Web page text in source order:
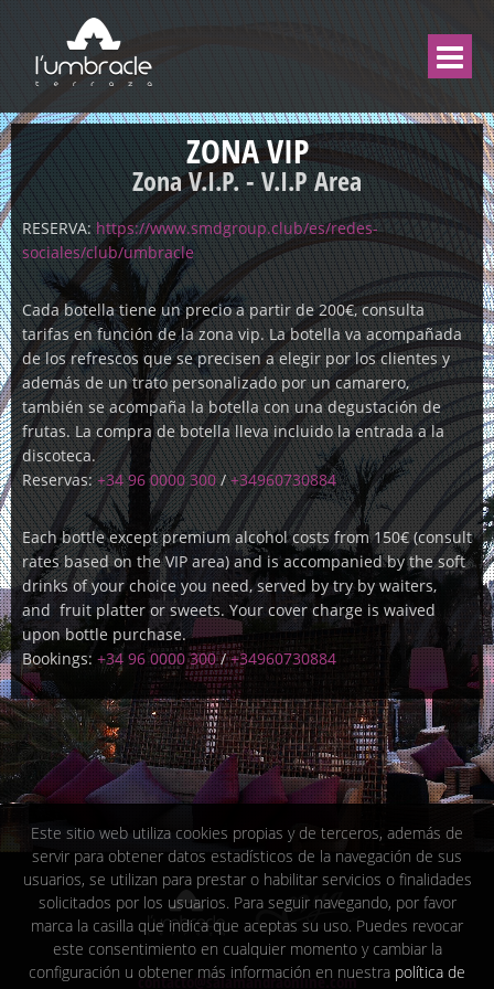
ZONA VIP
Zona V.I.P. - V.I.P Area
RESERVA:https://www.smdgroup.club/es/redes-
sociales/club/umbracle
Cada botella tiene un precio a partir de 200€, consulta
tarifas en función de la zona vip. La botella va acompañada
de los refrescos que se precisen a elegir por los clientes y
además de un trato personalizado por un camarero,
también se acompaña la botella con una degustación de
frutas. La compra de botella lleva incluido la entrada a la
discoteca.
Reservas:+34 96 0000 300/+34960730884
Each bottle except premium alcohol costs from 150€ (consult
rates based on the VIP area) and is accompanied by the soft
drinks of your choice you need, served by try by waiters,
and fruit platter or sweets. Your cover charge is waived
upon bottle purchase.
Bookings: +34 96 0000 300/+34960730884
contacto@salamandraonline.com
Este sitio web utiliza cookies propias y de terceros, además de
servir para obtener datos estadísticos de la navegación de sus
usuarios, se utilizan para prestar o habilitar servicios o finalidades
solicitados por los usuarios. Para seguir navegando, por favor
marca la casilla que indica que aceptas su uso. Puedes revocar
este consentimiento en cualquier momento y cambiar la
configuración u obtener más información en nuestra política de